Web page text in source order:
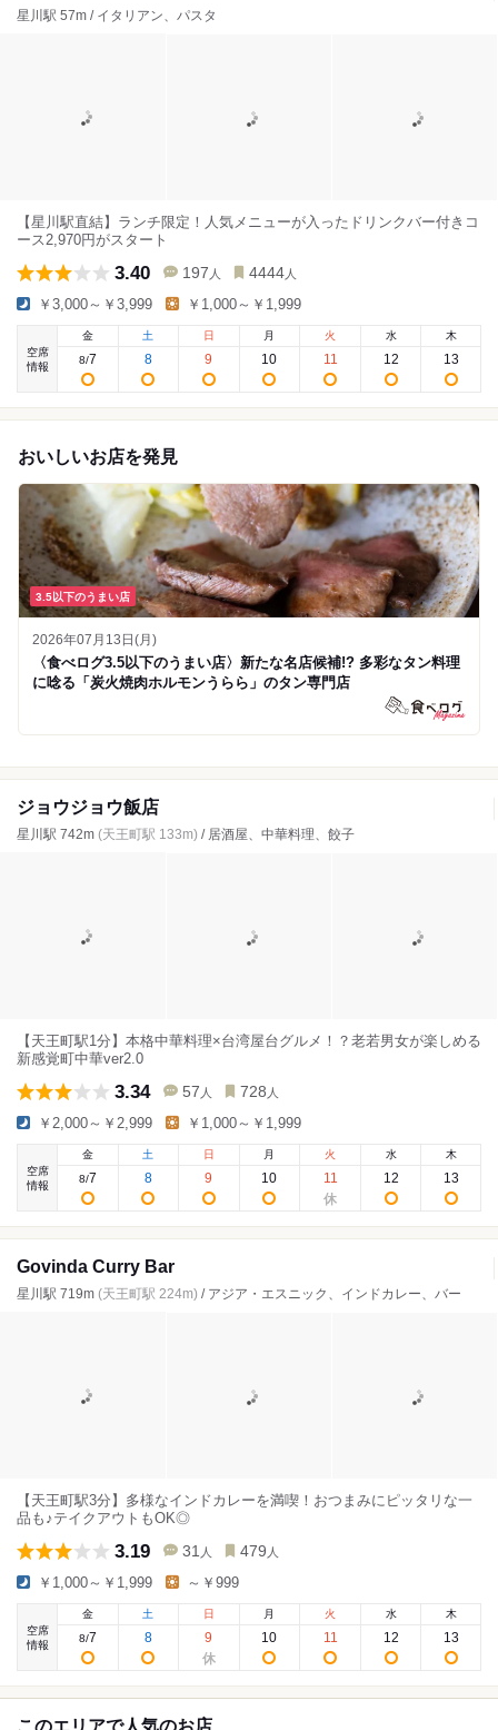
星川駅 57m / イタリアン、パスタ
【星川駅直結】ランチ限定！人気メニューが入ったドリンクバー付きコ
ース2,970円がスタート
3.40 197 人 4444 人
￥3,000～￥3,999 ￥1,000～￥1,999
空席
情報
金
8/7
土
8
日
9
月
10
火
11
水
12
木
13
おいしいお店を発見
3.5以下のうまい店
2026年07月13日(月)
〈食べログ3.5以下のうまい店〉新たな名店候補!? 多彩なタン料理
に唸る「炭火焼肉ホルモンうらら」のタン専門店
ジョウジョウ飯店
星川駅 742m (天王町駅 133m) / 居酒屋、中華料理、餃子
【天王町駅1分】本格中華料理×台湾屋台グルメ！？老若男女が楽しめる
新感覚町中華ver2.0
3.34 57 人 728 人
￥2,000～￥2,999 ￥1,000～￥1,999
空席
情報
金
8/7
土
8
日
9
月
10
火
11
水
12
木
13
Govinda Curry Bar
星川駅 719m (天王町駅 224m) / アジア・エスニック、インドカレー、バー
【天王町駅3分】多様なインドカレーを満喫！おつまみにピッタリな一
品も♪テイクアウトもOK◎
3.19 31 人 479 人
￥1,000～￥1,999 ～￥999
空席
情報
金
8/7
土
8
日
9
月
10
火
11
水
12
木
13